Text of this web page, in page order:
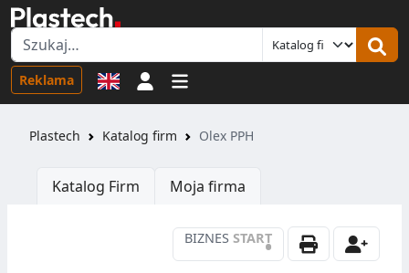
Reklama Logowanie
Plastech Katalog firm Olex PPH
Katalog Firm Moja firma
BIZNES START
•